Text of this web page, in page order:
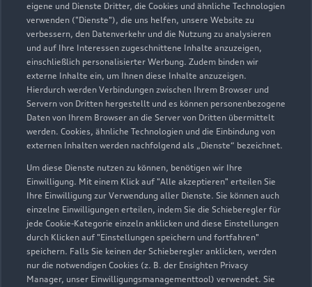
eigene und Dienste Dritter, die Cookies und ähnliche Technologien
verwenden ("Dienste"), die uns helfen, unsere Website zu
verbessern, den Datenverkehr und die Nutzung zu analysieren
und auf Ihre Interessen zugeschnittene Inhalte anzuzeigen,
einschließlich personalisierter Werbung. Zudem binden wir
externe Inhalte ein, um Ihnen diese Inhalte anzuzeigen.
Hierdurch werden Verbindungen zwischen Ihrem Browser und
Servern von Dritten hergestellt und es können personenbezogene
Daten von Ihrem Browser an die Server von Dritten übermittelt
werden. Cookies, ähnliche Technologien und die Einbindung von
externen Inhalten werden nachfolgend als „Dienste“ bezeichnet.
Um diese Dienste nutzen zu können, benötigen wir Ihre
Einwilligung. Mit einem Klick auf "Alle akzeptieren" erteilen Sie
Ihre Einwilligung zur Verwendung aller Dienste. Sie können auch
einzelne Einwilligungen erteilen, indem Sie die Schieberegler für
jede Cookie-Kategorie einzeln anklicken und diese Einstellungen
durch Klicken auf "Einstellungen speichern und fortfahren"
speichern. Falls Sie keinen der Schieberegler anklicken, werden
nur die notwendigen Cookies (z. B. der Ensighten Privacy
Manager, unser Einwilligungsmanagementtool) verwendet. Sie
Vor dem Lohe 2
99628 Buttstädt
036373 9730
info@hahnel-automobile.de
Kontaktdaten herunterladen